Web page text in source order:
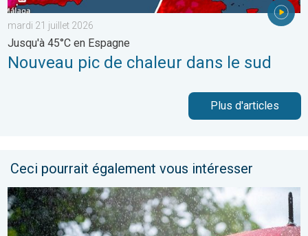
mardi 21 juillet 2026
Jusqu'à 45°C en Espagne
Nouveau pic de chaleur dans le sud
Plus d'articles
Ceci pourrait également vous intéresser
Des conditions encore bien humides. Météo de votre